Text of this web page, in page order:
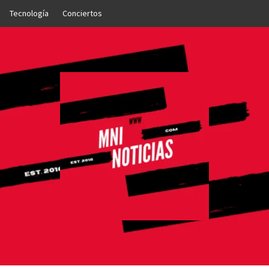
Tecnología Conciertos